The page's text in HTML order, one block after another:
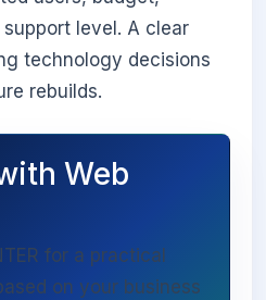
level. A clear
technology decisions
rebuilds.
Web
for a practical
on your business